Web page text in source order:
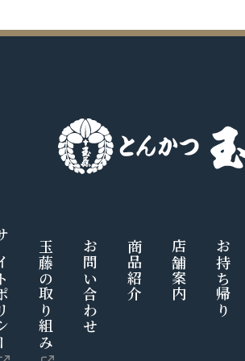
ー 玉藤の取り組み お問い合わせ 商品紹介 店舗案内 お持ち帰り